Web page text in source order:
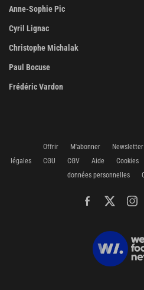
Anne-Sophie Pic
Cyril Lignac
Christophe Michalak
Paul Bocuse
Frédéric Vardon
Offrir M'abonner Newsletter
légales
CGU CGV Aide Cookies
données personnelles